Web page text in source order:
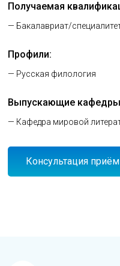
Получаемая
— Бакалавриат/
Профили:
— Русская филология
Выпускающие
— Кафедра мировой
Консультация